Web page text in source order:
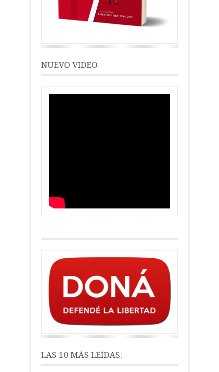
NUEVO VIDEO
LAS 10 MÁS LEÍDAS: